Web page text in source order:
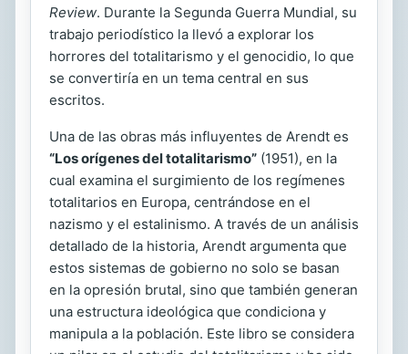
Review. Durante la Segunda Guerra Mundial, su
trabajo periodístico la llevó a explorar los
horrores del totalitarismo y el genocidio, lo que
se convertiría en un tema central en sus
escritos.
Una de las obras más influyentes de Arendt es
“Los orígenes del totalitarismo” (1951), en la
cual examina el surgimiento de los regímenes
totalitarios en Europa, centrándose en el
nazismo y el estalinismo. A través de un análisis
detallado de la historia, Arendt argumenta que
estos sistemas de gobierno no solo se basan
en la opresión brutal, sino que también generan
una estructura ideológica que condiciona y
manipula a la población. Este libro se considera